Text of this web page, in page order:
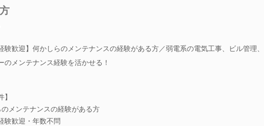
験歓迎】何かしらのメンテナンスの経験がある方／弱電系の電気工事、ビル管理、
のメンテナンス経験を活かせる！
】
メンテナンスの経験がある方
験歓迎・年数不問